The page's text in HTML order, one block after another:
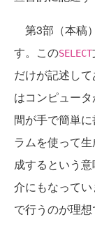
第3部（本稿
す。このSELECT
だけが記述し
はコンピュー
間が手で簡単
ラムを使って
成するという
介にもなってい
で行うのが理想